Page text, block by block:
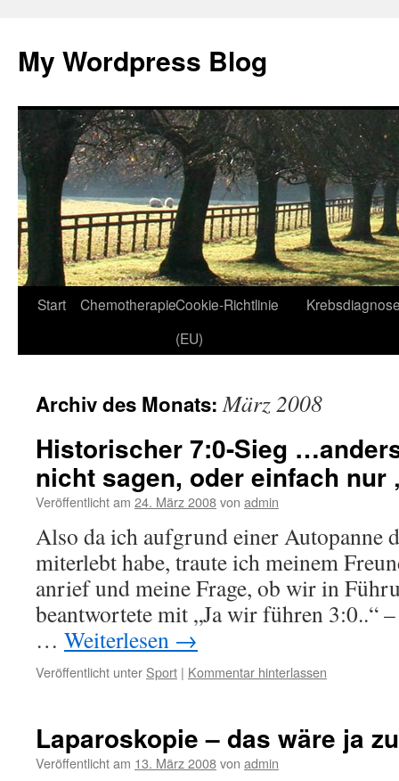
springen
My Wordpress Blog
Start ChemotherapieCookie-Richtlinie
(EU)
Archiv des Monats:März 2008
Historischer 7:0-Sieg
nicht sagen, oder einfach
Veröffentlicht am 24. März 2008von admin
Also da ich aufgrund einer Autopanne
miterlebt habe, traute ich meinem
anrief und meine Frage, ob wir in
beantwortete mit „Ja wir führen 3:0..“ –
… Weiterlesen →
Veröffentlicht unter Sport | Kommentar hinterlassen
Laparoskopie – das wäre ja
Veröffentlicht am 13. März 2008von admin